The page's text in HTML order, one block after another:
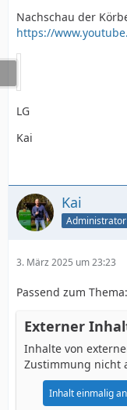
Nachschau der
https://
LG
Kai
Kai
Administrator
3. März 2025 um 23:23
Passend zum
Externer
Inhalte von
Zustimmung nicht
Inhalt einmalig